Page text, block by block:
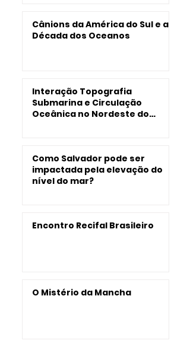
Cânions da América do Sul e a
Década dos Oceanos
Interação Topografia
Submarina e Circulação
Oceânica no Nordeste do
Como Salvador pode ser
impactada pela elevação do
nível do mar?
Encontro Recifal Brasileiro
O Mistério da Mancha